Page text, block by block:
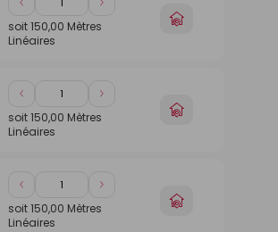
Diminuer
de
1
Augmenter
de
soit150,00 Mètres
Linéaires
Choisir
Diminuer
de
1
Augmenter
de
soit150,00 Mètres
Linéaires
Choisir
Diminuer
de
1
Augmenter
de
soit150,00 Mètres
Linéaires
Choisir